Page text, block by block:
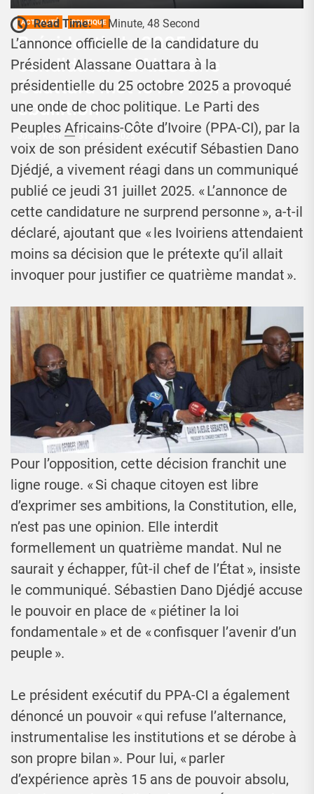
ACTUALITÉ POLITIQUE
Présidentielle 2025 : la
candidature d’Alassane
Ouattara met le PPA-CI en
ébullition
Josué Koffi
Read Time: 1 Minute, 48 Second
L’annonce officielle de la candidature du
Président Alassane Ouattara à la
présidentielle du 25 octobre 2025 a provoqué
une onde de choc politique. Le Parti des
Peuples Africains-Côte d’Ivoire (PPA-CI), par la
voix de son président exécutif Sébastien Dano
Djédjé, a vivement réagi dans un communiqué
publié ce jeudi 31 juillet 2025. « L’annonce de
cette candidature ne surprend personne », a-t-il
déclaré, ajoutant que « les Ivoiriens attendaient
moins sa décision que le prétexte qu’il allait
invoquer pour justifier ce quatrième mandat ».
Pour l’opposition, cette décision franchit une
ligne rouge. « Si chaque citoyen est libre
d’exprimer ses ambitions, la Constitution, elle,
n’est pas une opinion. Elle interdit
formellement un quatrième mandat. Nul ne
saurait y échapper, fût-il chef de l’État », insiste
le communiqué. Sébastien Dano Djédjé accuse
le pouvoir en place de « piétiner la loi
fondamentale » et de « confisquer l’avenir d’un
peuple ».
Le président exécutif du PPA-CI a également
dénoncé un pouvoir « qui refuse l’alternance,
instrumentalise les institutions et se dérobe à
son propre bilan ». Pour lui, « parler
d’expérience après 15 ans de pouvoir absolu,